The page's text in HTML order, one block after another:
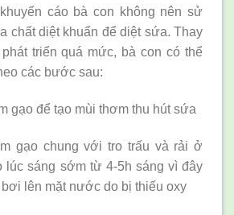
cáo bà con không nên sử
chất diệt khuẩn để diệt sứa. Thay
triển quá mức, bà con có thể
các bước sau:
gạo để tạo mùi thơm thu hút sứa
gạo chung với tro trấu và rải ở
lúc sáng sớm từ 4-5h sáng vì đây
lên mặt nước do bị thiếu oxy